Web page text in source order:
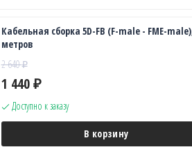
Кабельная сборка 5D-FB (F-male - FME-
метров
2 640₽
1 440 ₽
Доступно к заказу
В корзину